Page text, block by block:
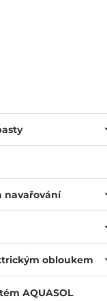
navařování
obloukem
AQUASOL